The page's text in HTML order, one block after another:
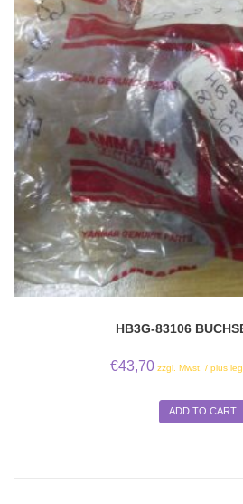
HB3G-83106
€43,70 zzgl. Mwst. / plus
ADD TO CART